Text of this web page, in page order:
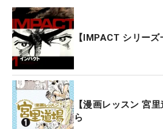
【IMPACT シリー
【漫画レッスン 宮
ら